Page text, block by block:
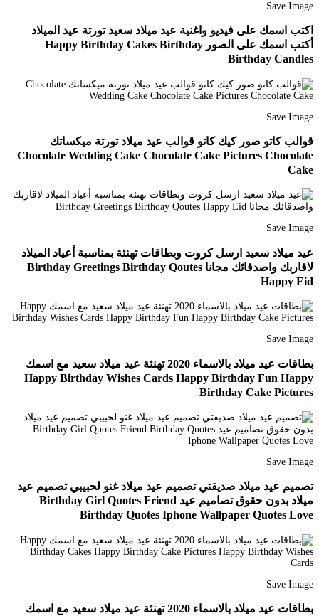
Save Image
اكتب اسمك على فيديو واغنية عيد ميلاد سعيد تورتة عيد الميلاد
أكتب اسمك على الصور Happy Birthday Cakes Birthday
Birthday Candles
Save Image
قوالب كاتو صور كيك كاتو قوالب عيد ميلاد تورتة ميكساتك
Chocolate Wedding Cake Chocolate Cake Pictures Chocolate
Cake
Save Image
عيد ميلاد سعيد ارسل كروت وبطاقات تهنئة بمناسبة أعياد الميلاد
لاقاربك واصدقائك مجانا Birthday Greetings Birthday Qoutes
Happy Eid
Save Image
بطاقات عيد ميلاد بالاسماء 2020 تهنئة عيد ميلاد سعيد مع اسمك
Happy Birthday Wishes Cards Happy Birthday Fun Happy
Birthday Cake Pictures
Save Image
تصميم عيد ميلاد صديقتي تصميم عيد ميلاد غنو لحبيبي تصميم عيد
ميلاد بدون حقوق تصاميم عيد Birthday Girl Quotes Friend
Birthday Quotes Iphone Wallpaper Quotes Love
Save Image
بطاقات عيد ميلاد بالاسماء 2020 تهنئة عيد ميلاد سعيد مع اسمك